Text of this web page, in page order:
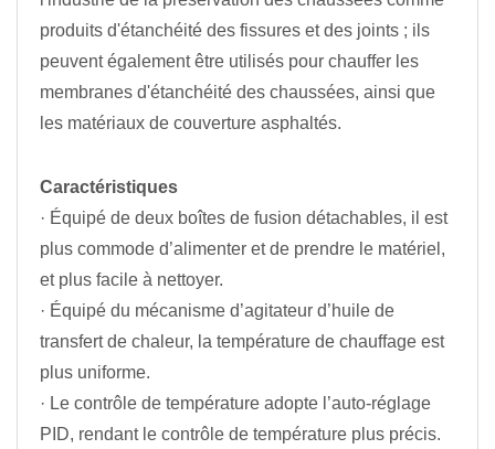
produits d'étanchéité des fissures et des joints ; ils
peuvent également être utilisés pour chauffer les
membranes d'étanchéité des chaussées, ainsi que
les matériaux de couverture asphaltés.
Caractéristiques
· Équipé de deux boîtes de fusion détachables, il est
plus commode d’alimenter et de prendre le matériel,
et plus facile à nettoyer.
· Équipé du mécanisme d’agitateur d’huile de
transfert de chaleur, la température de chauffage est
plus uniforme.
· Le contrôle de température adopte l’auto-réglage
PID, rendant le contrôle de température plus précis.